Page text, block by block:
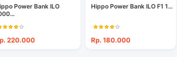
Power Bank ILO
220.000
Hippo Power Bank ILO F1 1...
Rp. 180.000